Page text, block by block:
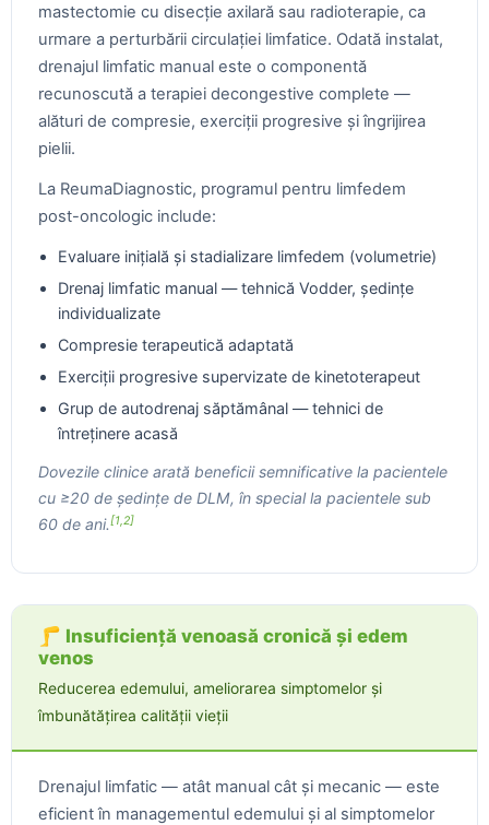
mastectomie cu disecție axilară sau radioterapie, ca
urmare a perturbării circulației limfatice. Odată instalat,
drenajul limfatic manual este o componentă
recunoscută a terapiei decongestive complete —
alături de compresie, exerciții progresive și îngrijirea
pielii.
La ReumaDiagnostic, programul pentru limfedem
post-oncologic include:
Evaluare inițială și stadializare limfedem (volumetrie)
Drenaj limfatic manual — tehnică Vodder, ședințe
individualizate
Compresie terapeutică adaptată
Exerciții progresive supervizate de kinetoterapeut
Grup de autodrenaj săptămânal — tehnici de
întreținere acasă
Dovezile clinice arată beneficii semnificative la pacientele
cu ≥20 de ședințe de DLM, în special la pacientele sub
60 de ani. [1,2]
🦵 Insuficiență venoasă cronică și edem
venos
Reducerea edemului, ameliorarea simptomelor și
îmbunătățirea calității vieții
Drenajul limfatic — atât manual cât și mecanic — este
eficient în managementul edemului și al simptomelor